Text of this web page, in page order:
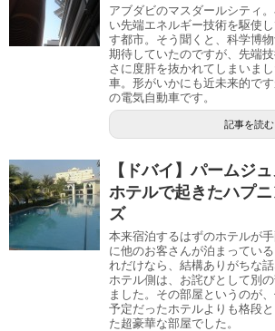
アブダビのマスダールシティ
い先端エネルギー技術を駆使
す都市。そう聞くと、科学博
期待していたのですが、先端
さに度肝を抜かれてしまいま
車。形がいかにも近未来的で
の電気自動車です。
記事を読む
【ドバイ】パームジ
ホテルで起きたハプ
ズ
本来宿泊するはずのホテルが
に他のお客さんが泊まってい
れだけなら、結構ありがちな
ホテル側は、お詫びとして別
ました。その部屋というのが
予定だったホテルよりも格段
た超豪華な部屋でした。